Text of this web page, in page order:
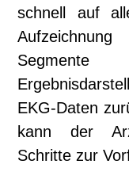
schnell auf
EKG-Daten
kann der
Schritte zur